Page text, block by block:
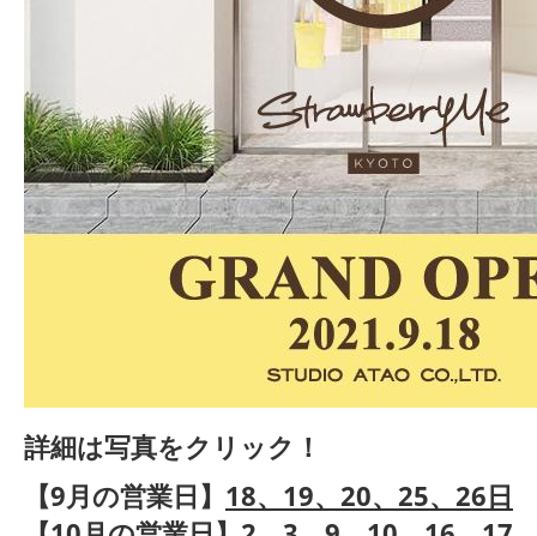
詳細は写真をクリック！
【9月の営業日】 18、19、20、25、26日